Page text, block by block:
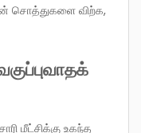
சொத்துகளை விற்க,